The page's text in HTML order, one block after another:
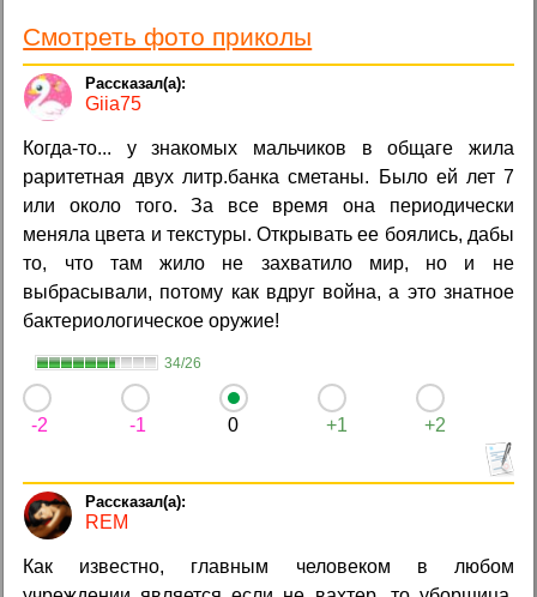
Смотреть фото приколы
Giia75
Когда-то... у знакомых мальчиков в общаге жила
раритетная двух литр.банка сметаны. Было ей лет 7
или около того. За все время она периодически
меняла цвета и текстуры. Открывать ее боялись, дабы
то, что там жило не захватило мир, но и не
выбрасывали, потому как вдруг война, а это знатное
бактериологическое оружие!
34/26
-2 -1 0 +1 +2
REM
Как известно, главным человеком в любом